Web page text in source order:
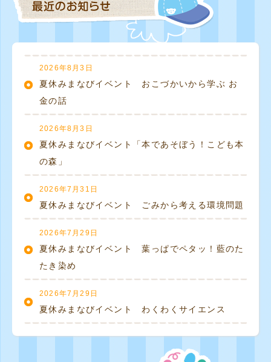
2026年8月3日
夏休みまなびイベント おこづかいから学ぶ お
金の話
2026年8月3日
夏休みまなびイベント「本であそぼう！こども本
の森」
2026年7月31日
夏休みまなびイベント ごみから考える環境問題
2026年7月29日
夏休みまなびイベント 葉っぱでペタッ！藍のた
たき染め
2026年7月29日
夏休みまなびイベント わくわくサイエンス